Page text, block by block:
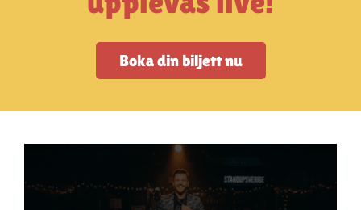
StandUpSverige PODDEN
Om oss
Boka din biljett nu